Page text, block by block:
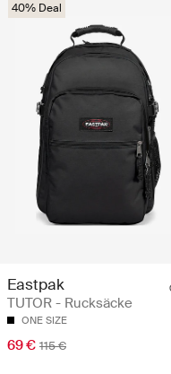
40% Deal
Eastpak
TUTOR - Rucksäcke
ONE SIZE
69 € 115 €